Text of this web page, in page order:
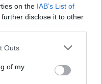
on the IAB’s List of
disclose it to other
Outs
of my